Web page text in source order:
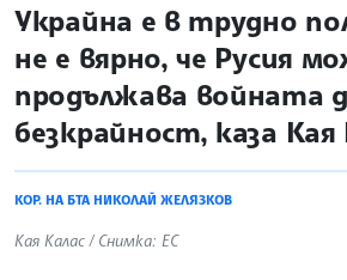
site.bta
Украйна е в трудно
не е вярно, че Русия
продължава войната
безкрайност, каза Кая
КОР. НА БТА НИКОЛАЙ ЖЕЛЯЗКОВ
Кая Калас / Снимка: ЕС